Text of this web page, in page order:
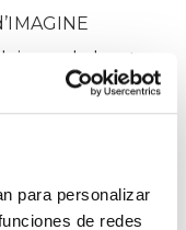
para personalizar
de redes
de haute
et efficace.
système de
des nœuds